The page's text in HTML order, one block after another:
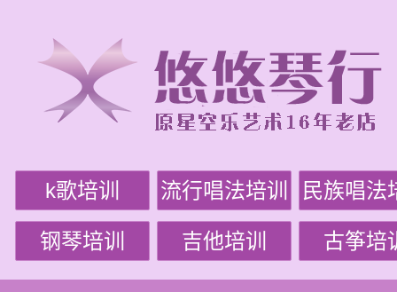
k歌培训 流行唱法培训 民族唱法
钢琴培训 吉他培训 古筝培